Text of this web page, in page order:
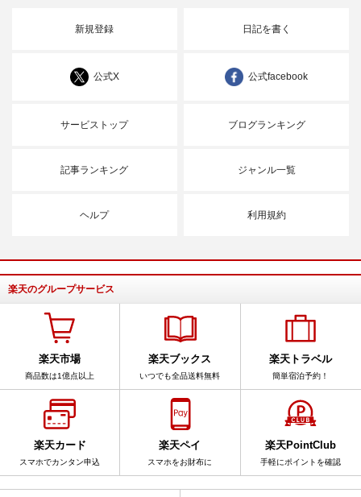
新規登録 日記を書く
公式X 公式facebook
サービストップ ブログランキング
記事ランキング ジャンル一覧
ヘルプ 利用規約
楽天のグループサービス
楽天市場
商品数は1億点以上
楽天ブックス
いつでも全品送料無料
楽天トラベル
簡単宿泊予約！
楽天カード
スマホでカンタン申込
楽天ペイ
スマホをお財布に
楽天PointClub
手軽にポイントを確認